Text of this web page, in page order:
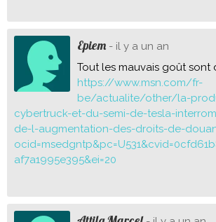
Epiem- il y a un an
Tout les mauvais goût sont
https://www.msn.com/fr-
be/actualite/other/la-
cybertruck-et-du-semi-de-tesla-
de-l-augmentation-des-droits-de-
af7a1995e395&ei=20